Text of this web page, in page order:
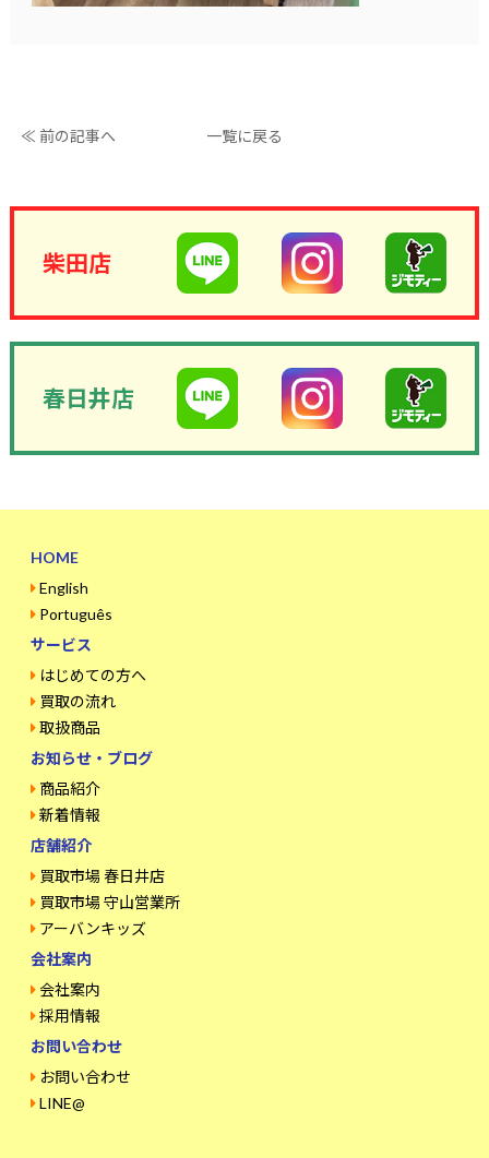
≪ 前の記事へ 一覧に戻る
柴田店
春日井店
HOME
English
Português
サービス
はじめての方へ
買取の流れ
取扱商品
お知らせ・ブログ
商品紹介
新着情報
店舗紹介
買取市場 春日井店
買取市場 守山営業所
アーバンキッズ
会社案内
会社案内
採用情報
お問い合わせ
お問い合わせ
LINE@